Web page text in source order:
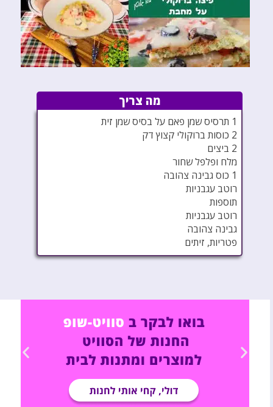
מה צריך
1 תרסיס שמן פאם על בסיס שמן זית
2 כוסות ברוקולי קצוץ דק
2 ביצים
מלח ופלפל שחור
1 כוס גבינה צהובה
רוטב עגבניות
תוספות
רוטב עגבניות
גבינה צהובה
פטריות, זיתים